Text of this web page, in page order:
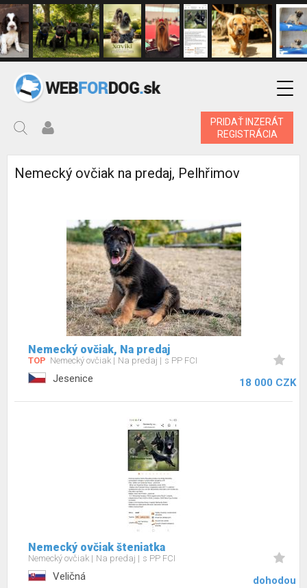
PRIDAŤ INZERÁT
REGISTRÁCIA
Nemecký ovčiak na predaj, Pelhřimov
Nemecký ovčiak, Na predaj
TOP Nemecký ovčiak Na predaj s PP FCI
Jesenice 18 000 CZK
Nemecký ovčiak šteniatka
Nemecký ovčiak Na predaj s PP FCI
Veličná dohodou